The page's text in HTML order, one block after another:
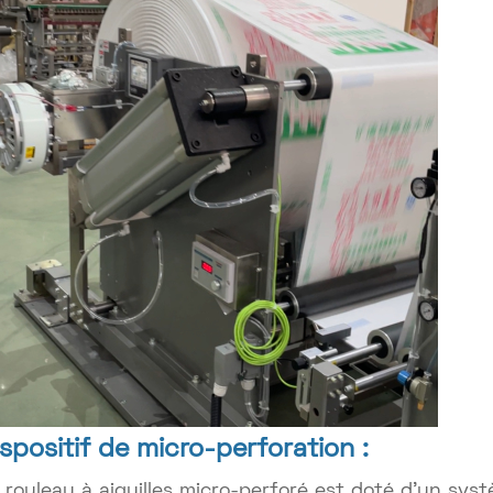
de micro-perforation :